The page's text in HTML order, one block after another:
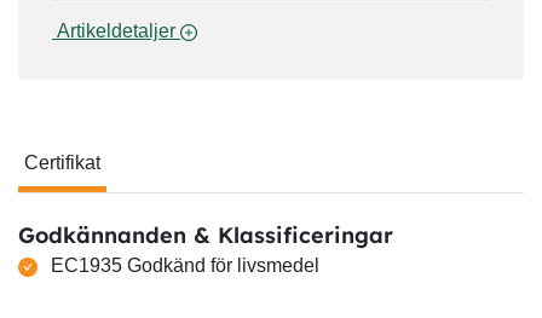
Certifikat
Certifikat
Godkännanden & Klassificeringar
EC1935 Godkänd för livsmedel